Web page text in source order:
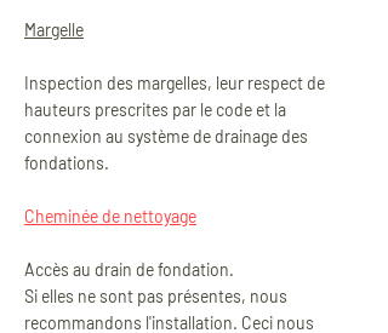
Margelle
Inspection des margelles, leur respect de
hauteurs prescrites par le code et la
connexion au système de drainage des
fondations.
Cheminée de nettoyage
Accès au drain de fondation.
Si elles ne sont pas présentes, nous
recommandons l'installation. Ceci nous